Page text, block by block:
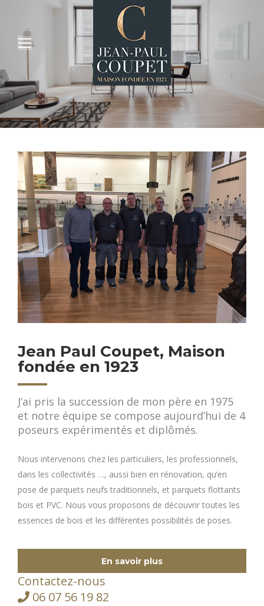
Jean Paul Coupet, Maison
fondée en 1923
J’ai pris la succession de mon père en 1975
et notre équipe se compose aujourd’hui de 4
poseurs expérimentés et diplômés.
Nous intervenons chez les particuliers, les professionnels,
dans les collectivités …, aussi bien en rénovation, qu’en
pose de parquets neufs traditionnels, et parquets flottants
bois et PVC. Nous vous proposons de découvrir toutes les
essences de bois et les différentes possibilités de poses.
En savoir plus
Contactez-nous
06 07 56 19 82